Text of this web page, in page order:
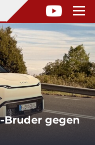
Bruder gegen